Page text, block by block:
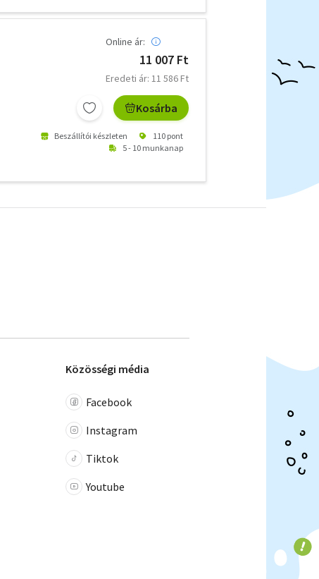
Online ár:
11 007 Ft
Eredeti ár: 11 586 Ft
Kosárba
Beszállítói készleten
110 pont
5 - 10 munkanap
Közösségi média
Facebook
Instagram
Tiktok
Youtube